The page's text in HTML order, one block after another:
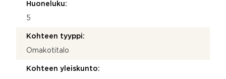
Huoneluku:
5
Kohteen tyyppi:
Omakotitalo
Kohteen yleiskunto: